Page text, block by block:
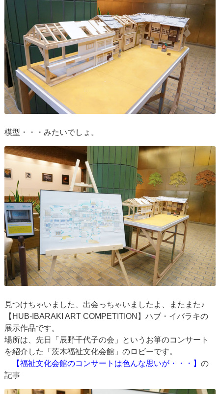
模型・・・みたいでしょ。
見つけちゃいました、出会っちゃいましたよ、またまた♪
【HUB-IBARAKI ART COMPETITION】ハブ・イバラキの
展示作品です。
場所は、先日「辰野千代子の会」というお箏のコンサート
を紹介した「茨木福祉文化会館」のロビーです。
【福祉文化会館のコンサートは色んな思いが・・・】の
記事